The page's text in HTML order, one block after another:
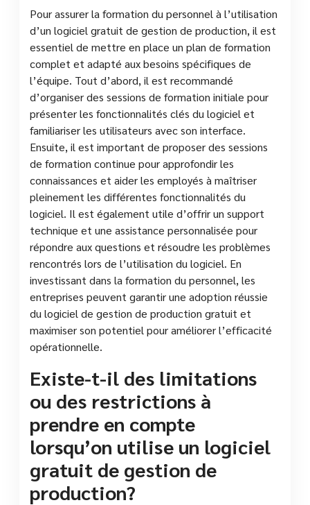
Pour assurer la formation du personnel à l’utilisation
d’un logiciel gratuit de gestion de production, il est
essentiel de mettre en place un plan de formation
complet et adapté aux besoins spécifiques de
l’équipe. Tout d’abord, il est recommandé
d’organiser des sessions de formation initiale pour
présenter les fonctionnalités clés du logiciel et
familiariser les utilisateurs avec son interface.
Ensuite, il est important de proposer des sessions
de formation continue pour approfondir les
connaissances et aider les employés à maîtriser
pleinement les différentes fonctionnalités du
logiciel. Il est également utile d’offrir un support
technique et une assistance personnalisée pour
répondre aux questions et résoudre les problèmes
rencontrés lors de l’utilisation du logiciel. En
investissant dans la formation du personnel, les
entreprises peuvent garantir une adoption réussie
du logiciel de gestion de production gratuit et
maximiser son potentiel pour améliorer l’efficacité
opérationnelle.
Existe-t-il des limitations
ou des restrictions à
prendre en compte
lorsqu’on utilise un logiciel
gratuit de gestion de
production?